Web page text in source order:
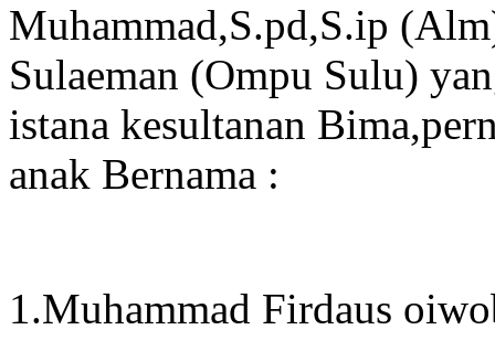
Muhammad,S.pd,S.ip
Sulaeman (Ompu Sulu)
istana kesultanan
anak Bernama :
1.Muhammad Firdaus